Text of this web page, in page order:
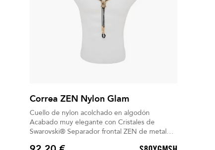
Correa ZEN Nylon Glam
Cuello de nylon acolchado en algodón
Acabado muy elegante con Cristales de
Swarovski® Separador frontal ZEN de metal